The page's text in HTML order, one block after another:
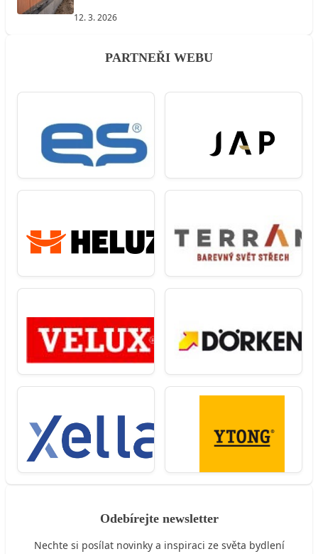
12. 3. 2026
PARTNEŘI WEBU
Odebírejte newsletter
Nechte si posílat novinky a inspiraci ze světa bydlení